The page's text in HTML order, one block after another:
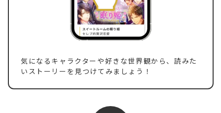
気になるキャラクターや好きな世界観から、読みた
いストーリーを見つけてみましょう！